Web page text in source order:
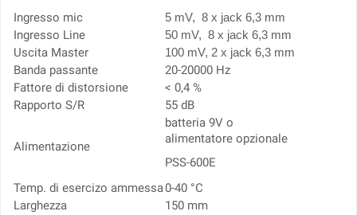
Ingresso mic
5 mV, 8 x jack 6,3 mm
Ingresso Line 50 mV, 8 x jack 6,3 mm
Uscita Master 100 mV, 2 x jack 6,3 mm
Banda passante
20-20000 Hz
Fattore di distorsione
< 0,4 %
Rapporto S/R
55 dB
Alimentazione
batteria 9V o
alimentatore opzionale
PSS-600E
Temp. di esercizo ammessa0-40 °C
Larghezza
150 mm